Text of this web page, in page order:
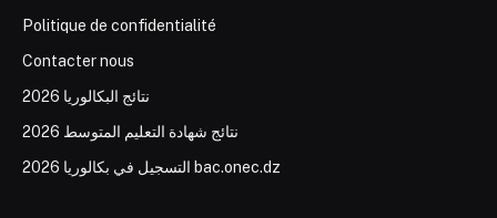
Politique de confidentialité
Contacter nous
نتائج البكالوريا 2026
نتائج شهادة التعليم المتوسط 2026
التسجيل في بكالوريا 2026 bac.onec.dz